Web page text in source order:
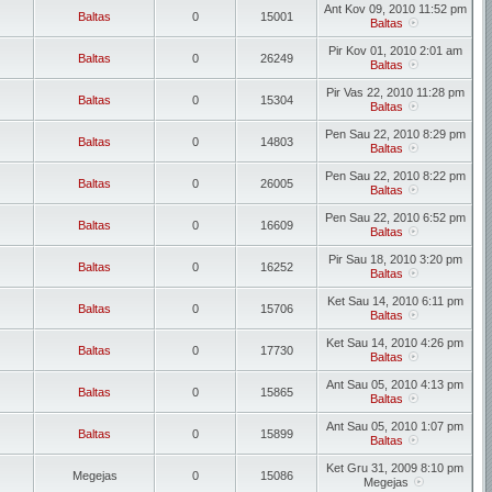
Baltas 0 15001
Ant Kov 09, 2010 11:52 pm
Baltas
Baltas 0 26249
Pir Kov 01, 2010 2:01 am
Baltas
Baltas 0 15304
Pir Vas 22, 2010 11:28 pm
Baltas
Baltas 0 14803
Pen Sau 22, 2010 8:29 pm
Baltas
Baltas 0 26005
Pen Sau 22, 2010 8:22 pm
Baltas
Baltas 0 16609
Pen Sau 22, 2010 6:52 pm
Baltas
Baltas 0 16252
Pir Sau 18, 2010 3:20 pm
Baltas
Baltas 0 15706
Ket Sau 14, 2010 6:11 pm
Baltas
Baltas 0 17730
Ket Sau 14, 2010 4:26 pm
Baltas
Baltas 0 15865
Ant Sau 05, 2010 4:13 pm
Baltas
Baltas 0 15899
Ant Sau 05, 2010 1:07 pm
Baltas
Megejas 0 15086
Ket Gru 31, 2009 8:10 pm
Megejas